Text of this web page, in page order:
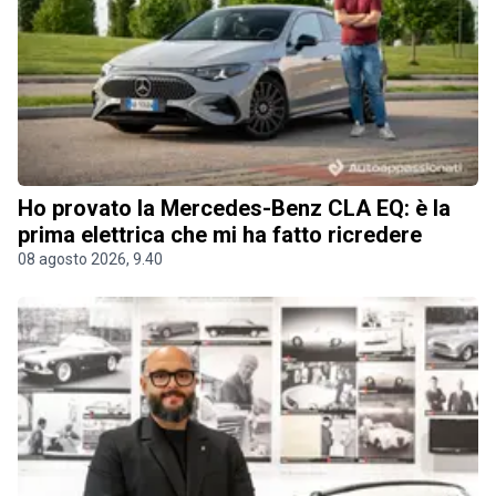
Ho provato la Mercedes-Benz CLA EQ: è la
prima elettrica che mi ha fatto ricredere
08 agosto 2026, 9.40